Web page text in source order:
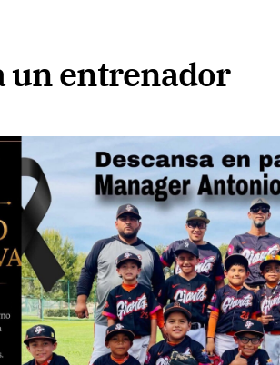
un entrenador